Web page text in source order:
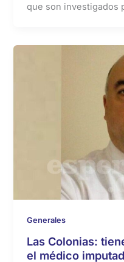
que son investigados
Generales
Las Colonias:
el médico